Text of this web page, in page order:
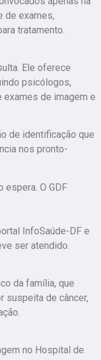
de exames,
tratamento.
Ele oferece
psicólogos,
de imagem e
de identificação que
nos pronto-
espera. O GDF
InfoSaúde-DF e
ser atendido.
da família, que
suspeita de câncer,
no Hospital de